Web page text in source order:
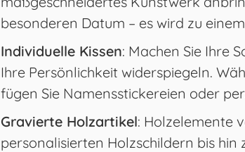
besonderen Datum – es wird zu
Individuelle Kissen: Machen Sie Ihre
Ihre Persönlichkeit widerspiegeln.
fügen Sie Namensstickereien oder
Gravierte Holzartikel: Holzelemente
personalisierten Holzschildern bis